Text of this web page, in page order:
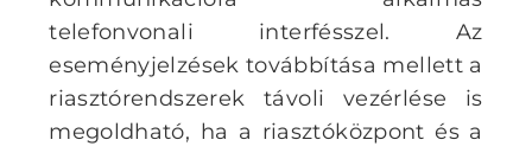
telefonvonali interfésszel. Az
eseményjelzések továbbítása mellett a
riasztórendszerek távoli vezérlése is
megoldható, ha a riasztóközpont és a